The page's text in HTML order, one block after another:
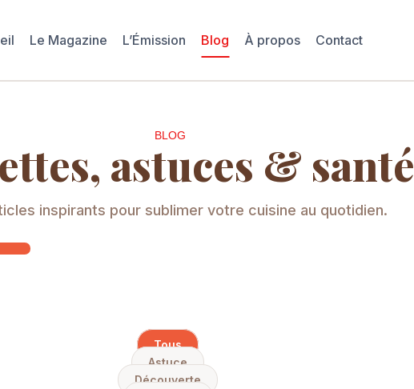
Le Magazine L’Émission Blog À propos Contact
BLOG
astuces & santé
inspirants pour sublimer votre cuisine au quotidien.
Tous
Astuce
Découverte